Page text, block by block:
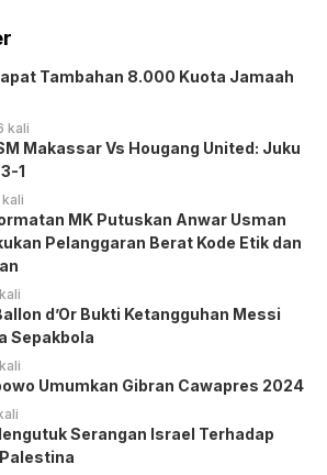
Tambahan 8.000 Kuota Jamaah
kali
Makassar Vs Hougang United: Juku
1
MK Putuskan Anwar Usman
Pelanggaran Berat Kode Etik dan
d’Or Bukti Ketangguhan Messi
Sepakbola
Umumkan Gibran Cawapres 2024
Serangan Israel Terhadap